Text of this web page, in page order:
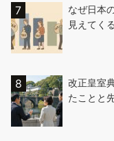
なぜ日本
見えてく
改正皇室
たことと